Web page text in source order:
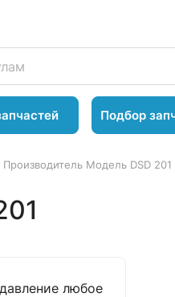
Подбор
Производитель Модель DSD 201
любое